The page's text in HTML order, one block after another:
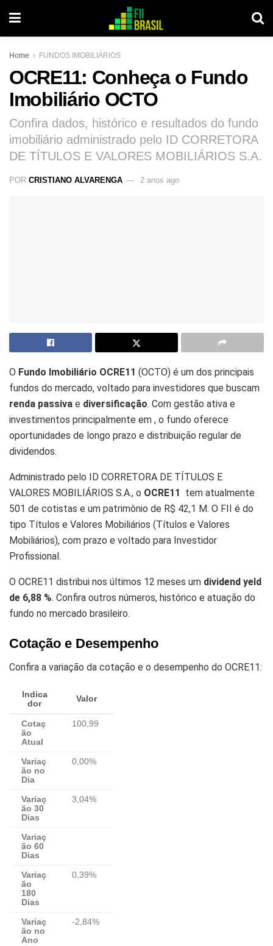
Home FUNDOS IMOBILIÁRIOS
OCRE11: Conheça o Fundo
Imobiliário OCTO
Confira dados, histórico e resultados do fundo
imobiliário administrado pelo ID CORRETORA
DE TÍTULOS E VALORES MOBILIÁRIOS S.A.
POR CRISTIANO ALVARENGA 2 anos ago
O Fundo Imobiliário OCRE11 (OCTO) é um dos principais
fundos do mercado, voltado para investidores que buscam
renda passiva e diversificação. Com gestão ativa e
investimentos principalmente em , o fundo oferece
oportunidades de longo prazo e distribuição regular de
dividendos.
Administrado pelo ID CORRETORA DE TÍTULOS E
VALORES MOBILIÁRIOS S.A., o OCRE11 tem atualmente
501 de cotistas e um patrimônio de R$ 42,1 M. O FII é do
tipo Títulos e Valores Mobiliários (Títulos e Valores
Mobiliários), com prazo e voltado para Investidor
Profissional.
O OCRE11 distribui nos últimos 12 meses um dividend yeld
de 6,88 %. Confira outros números, histórico e atuação do
fundo no mercado brasileiro.
Cotação e Desempenho
Confira a variação da cotação e o desempenho do OCRE11:
Indica
dor
Valor
Cotaç
ão
Atual
100,99
Variaç
ão no
Dia
0,00%
Variaç
ão 30
Dias
3,04%
Variaç
ão 60
Dias
Variaç
ão
180
Dias
0,39%
Variaç
ão no
Ano
-2,84%